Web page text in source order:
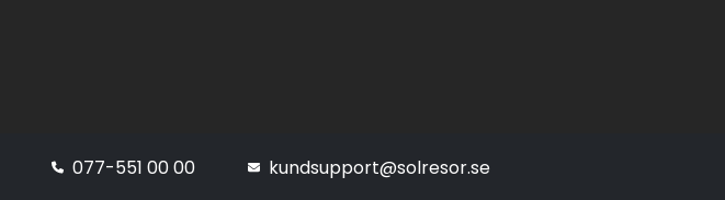
077-551 00 00 kundsupport@solresor.se